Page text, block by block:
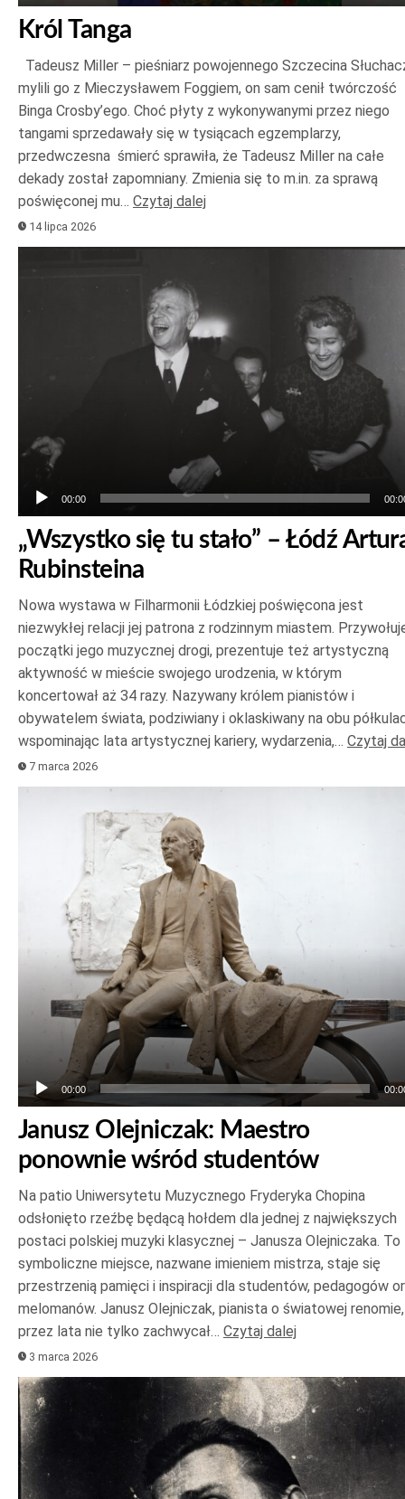
Król Tanga
Tadeusz Miller – pieśniarz powojennego Szczecina
mylili go z Mieczysławem Foggiem, on sam cenił twórczość
Binga Crosby’ego. Choć płyty z wykonywanymi przez niego
tangami sprzedawały się w tysiącach egzemplarzy,
przedwczesna śmierć sprawiła, że Tadeusz Miller na całe
dekady został zapomniany. Zmienia się to m.in. za sprawą
poświęconej mu… Czytaj dalej
14 lipca 2026
00:00
„Wszystko się tu stało” – Łódź
Rubinsteina
Nowa wystawa w Filharmonii Łódzkiej poświęcona jest
niezwykłej relacji jej patrona z rodzinnym miastem.
początki jego muzycznej drogi, prezentuje też artystyczną
aktywność w mieście swojego urodzenia, w którym
koncertował aż 34 razy. Nazywany królem pianistów i
obywatelem świata, podziwiany i oklaskiwany na obu
wspominając lata artystycznej kariery, wydarzenia,… Czytaj
7 marca 2026
dźwiękowych
00:00
Janusz Olejniczak: Maestro
ponownie wśród studentów
Na patio Uniwersytetu Muzycznego Fryderyka Chopina
odsłonięto rzeźbę będącą hołdem dla jednej z największych
postaci polskiej muzyki klasycznej – Janusza Olejniczaka. To
symboliczne miejsce, nazwane imieniem mistrza, staje się
przestrzenią pamięci i inspiracji dla studentów, pedagogów
melomanów. Janusz Olejniczak, pianista o światowej renomie,
przez lata nie tylko zachwycał… Czytaj dalej
3 marca 2026
Odtwarzacz
plików
dźwiękowych